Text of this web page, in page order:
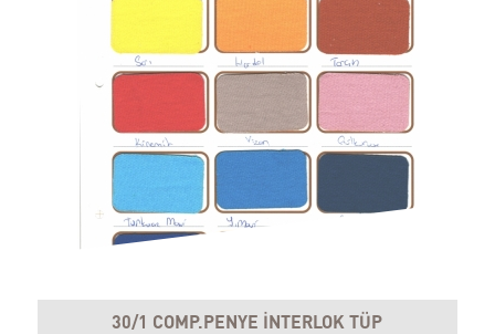
30/1 COMP.PENYE İNTERLOK TÜP